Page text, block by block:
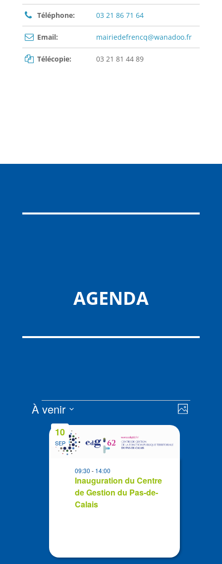
Téléphone: 03 21 86 71 64
Email: mairiedefrencq@wanadoo.fr
Télécopie: 03 21 81 44 89
AGENDA
Évènements de
Photo
À venir
Sélectionnez
List
events
SEP
10
Inauguration du Centre
de Gestion du Pas-de-
Calais
09:30- 14:00